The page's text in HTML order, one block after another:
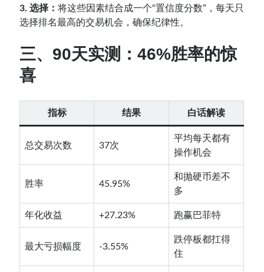
3. 选择：将这些因素结合成一个“置信度分数”，每天只
选择排名最高的交易机会，确保纪律性。
三、 90天实测：46%胜率的惊
喜
指标 结果 白话解读
总交易次数 37次
平均每天都有
操作机会
胜率 45.95%
和抛硬币差不
多
年化收益 +27.23% 跑赢巴菲特
最大亏损幅度 -3.55%
跌停板都扛得
住